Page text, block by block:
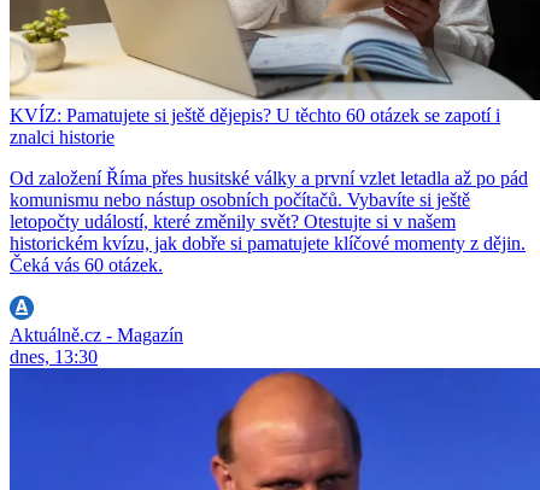
KVÍZ: Pamatujete si ještě dějepis? U těchto 60 otázek se zapotí i
znalci historie
Od založení Říma přes husitské války a první vzlet letadla až po pád
komunismu nebo nástup osobních počítačů. Vybavíte si ještě
letopočty událostí, které změnily svět? Otestujte si v našem
historickém kvízu, jak dobře si pamatujete klíčové momenty z dějin.
Čeká vás 60 otázek.
Aktuálně.cz - Magazín
dnes, 13:30